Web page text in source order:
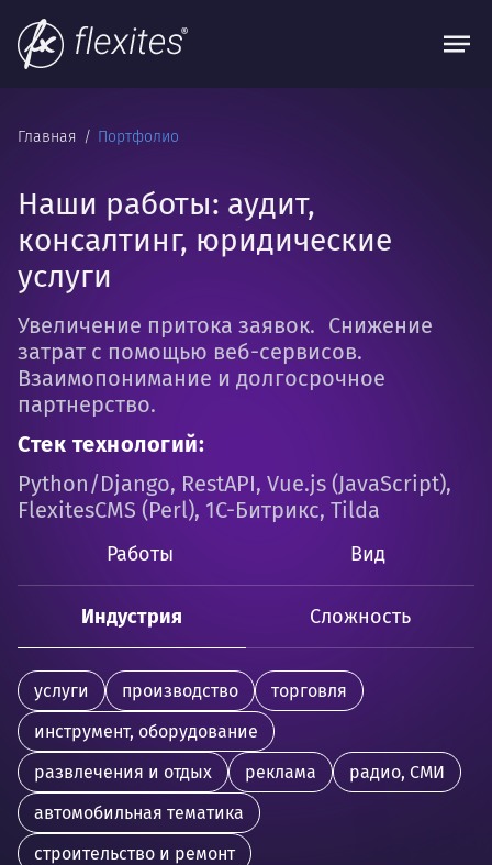
Главная Портфолио
Наши работы: аудит,
консалтинг, юридические
услуги
Увеличение притока заявок. Снижение
затрат с помощью веб-сервисов.
Взаимопонимание и долгосрочное
партнерство.
Стек технологий:
Python/Django, RestAPI, Vue.js (JavaScript),
FlexitesCMS (Perl), 1С-Битрикс, Tilda
Работы Вид
Индустрия Сложность
услуги производство
торговля
инструмент, оборудование
развлечения и отдых
реклама
радио, СМИ
автомобильная тематика
строительство и ремонт